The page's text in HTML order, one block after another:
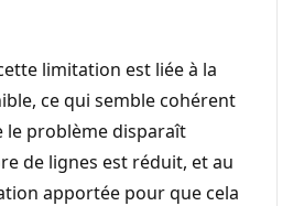
limitation est liée à la
ce qui semble cohérent
le problème disparaît
de lignes est réduit, et au
apportée pour que cela